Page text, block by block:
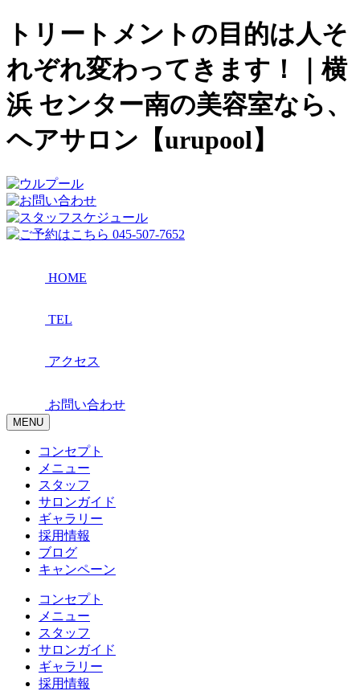
トリートメントの目的は人そ
れぞれ変わってきます！｜横
浜 センター南の美容室なら、
ヘアサロン【urupool】
HOME
TEL
アクセス
お問い合わせ
MENU
コンセプト
メニュー
スタッフ
サロンガイド
ギャラリー
採用情報
ブログ
キャンペーン
コンセプト
メニュー
スタッフ
サロンガイド
ギャラリー
採用情報